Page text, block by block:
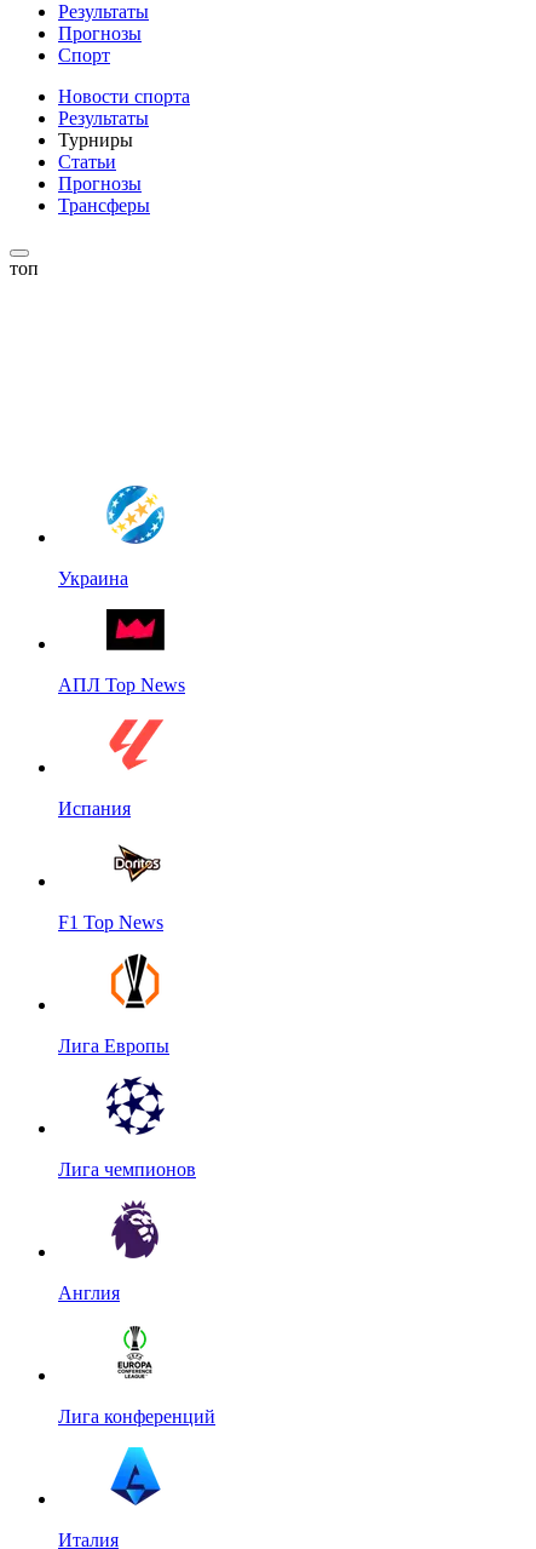
Результаты
Прогнозы
Спорт
Новости спорта
Результаты
Турниры
Статьи
Прогнозы
Трансферы
топ
Украина
АПЛ Top News
Испания
F1 Top News
Лига Европы
Лига чемпионов
Англия
Лига конференций
Италия